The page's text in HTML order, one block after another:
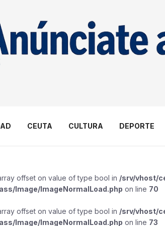
CEUTA CULTURA DEPORTE
offset on value of type bool in /srv/vhost/
Image/ImageNormalLoad.php on line 70
offset on value of type bool in /srv/vhost/
Image/ImageNormalLoad.php on line 73